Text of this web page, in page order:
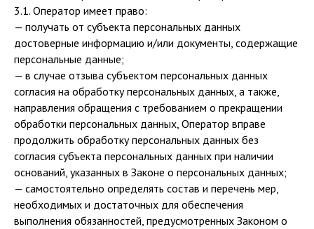
3.1. Оператор имеет право:
— получать от субъекта персональных данных
достоверные информацию и/или документы, содержащие
персональные данные;
— в случае отзыва субъектом персональных данных
согласия на обработку персональных данных, а также,
направления обращения с требованием о прекращении
обработки персональных данных, Оператор вправе
продолжить обработку персональных данных без
согласия субъекта персональных данных при наличии
оснований, указанных в Законе о персональных данных;
— самостоятельно определять состав и перечень мер,
необходимых и достаточных для обеспечения
выполнения обязанностей, предусмотренных Законом о